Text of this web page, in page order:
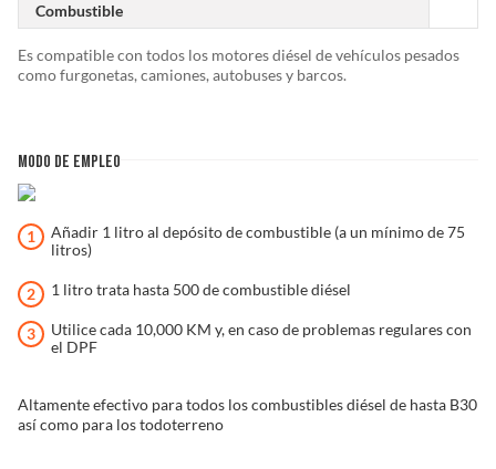
Combustible
Es compatible con todos los motores diésel de vehículos pesados
como furgonetas, camiones, autobuses y barcos.
MODO DE EMPLEO
Añadir 1 litro al depósito de combustible (a un mínimo de 75
litros)
1 litro trata hasta 500 de combustible diésel
Utilice cada 10,000 KM y, en caso de problemas regulares con
el DPF
Altamente efectivo para todos los combustibles diésel de hasta B30
así como para los todoterreno